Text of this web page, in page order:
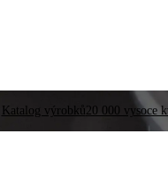
Katalog výrobků20 000 vysoce